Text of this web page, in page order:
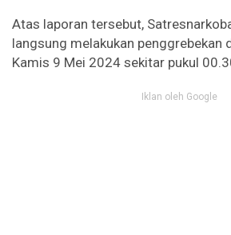
Atas laporan tersebut,
langsung melakukan penggrebekan
Kamis 9 Mei 2024 sekitar pukul
Iklan oleh Google